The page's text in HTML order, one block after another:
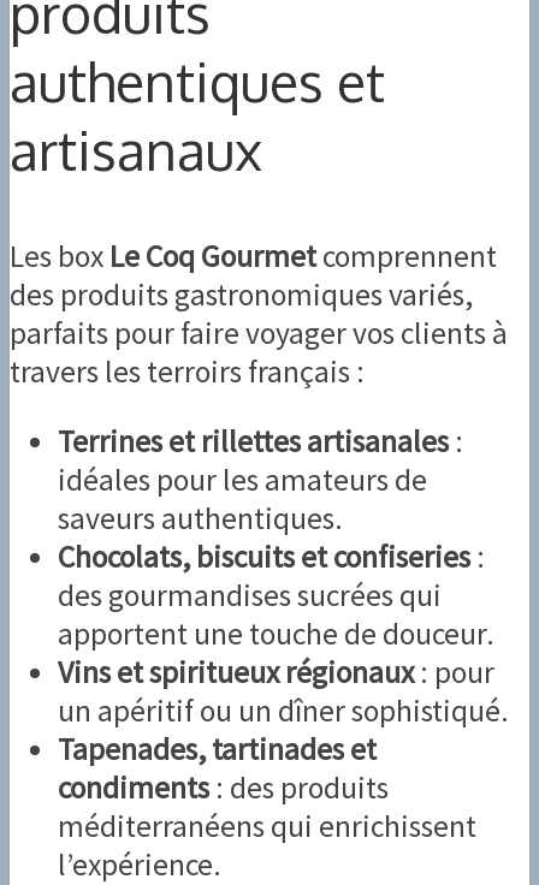
authentiques et
artisanaux
Les box Le Coq Gourmetcomprennent
des produits gastronomiques variés,
parfaits pour faire voyager vos clients à
travers les terroirs français :
Terrines et rillettes artisanales:
idéales pour les amateurs de
saveurs authentiques.
Chocolats, biscuits et confiseries:
des gourmandises sucrées qui
apportent une touche de douceur.
Vins et spiritueux régionaux: pour
un apéritif ou un dîner sophistiqué.
Tapenades, tartinades et
condiments: des produits
méditerranéens qui enrichissent
l’expérience.